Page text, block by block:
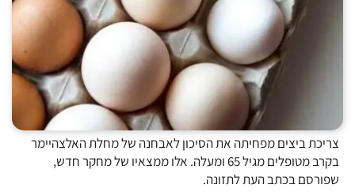
צריכת ביצים מפחיתה את הסיכון לאבחנה של מחלת האלצהיימר
בקרב מטופלים מגיל 65 ומעלה. אלו ממצאיו של מחקר חדש,
שפורסם בכתב העת לתזונה.